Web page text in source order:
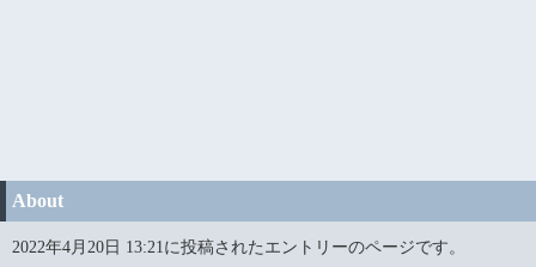
About
2022年4月20日 13:21に投稿されたエントリーのページです。